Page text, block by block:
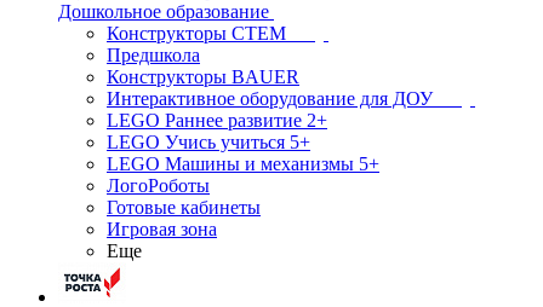
Дошкольное образование
Конструкторы СТЕМ
Предшкола
Конструкторы BAUER
Интерактивное оборудование для ДОУ
LEGO Раннее развитие 2+
LEGO Учись учиться 5+
LEGO Машины и механизмы 5+
ЛогоРоботы
Готовые кабинеты
Игровая зона
Еще